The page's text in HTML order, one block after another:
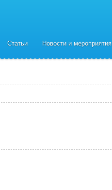
Статьи Новости и мероприятия